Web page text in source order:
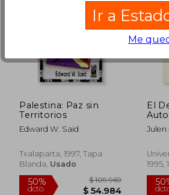
Palestina: Paz sin
Territorios
Edward W. Said
Txalaparta, 1997, Tapa
Blanda, Usado
El
Julen
1995,
Ir a
Me